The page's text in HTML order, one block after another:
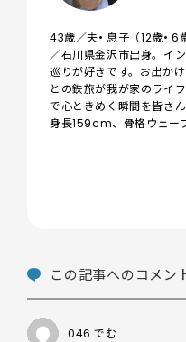
43歳／夫• 息子（12歳• 6
／石川県金沢市出身。イ
巡りが好きです。お出か
との鉄旅が我が家のライ
で心ときめく瞬間を皆さ
身長159cm、骨格ウェーブ
この記事へのコメン
046 でむ